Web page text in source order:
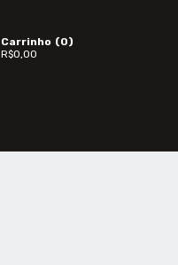
Carrinho (0)
R$0,00